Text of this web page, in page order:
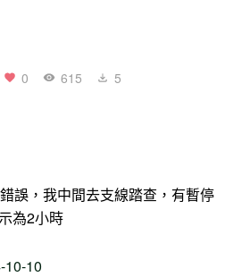
0 615 5
誤，我中間去支線踏查，有暫停
為2小時
10-10